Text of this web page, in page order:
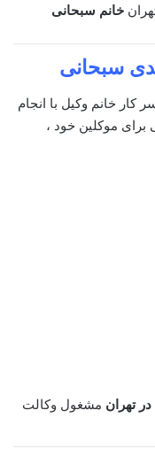
خانم سبحانی
سبحانی
کار خانم وکیل با انجام
برای موکلین خود ،
تهران مشغول وکالت